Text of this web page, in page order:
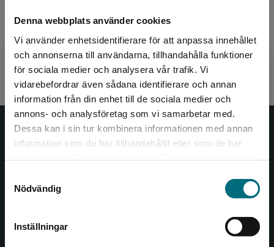
Denna webbplats använder cookies
Vi använder enhetsidentifierare för att anpassa innehållet
och annonserna till användarna, tillhandahålla funktioner
för sociala medier och analysera vår trafik. Vi
vidarebefordrar även sådana identifierare och annan
information från din enhet till de sociala medier och
annons- och analysföretag som vi samarbetar med.
Dessa kan i sin tur kombinera informationen med annan
information som du har tillhandahållit eller som de har
Nödvändig
Inställningar
Begränsad fraktregion
Det verkar som att du besöker
Sverige. För att kunna slutföra ett köp måste
tävlingar. ...
142 krinkl. moms
Exkl. moms: 134 kr
Nypon och Vilja
Nypon och Vilja förlag ger ut böcker som väcker läslust
och öppnar dörren till nya världar och möjligheter för
såväl barn som vuxna.